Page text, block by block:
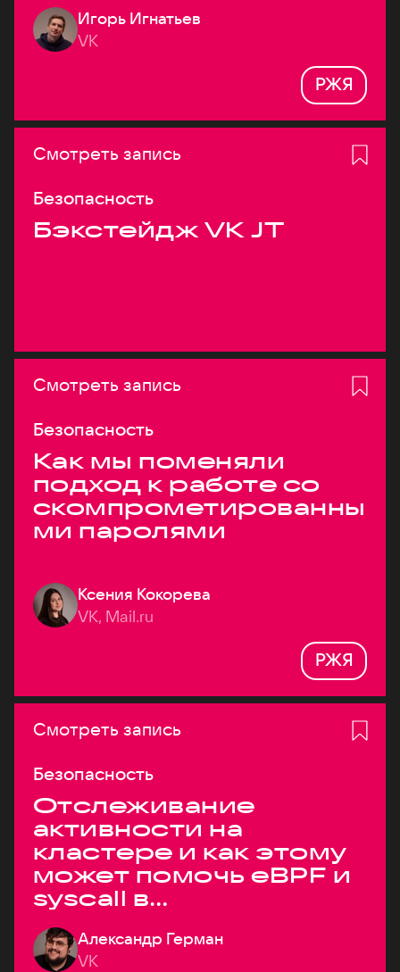
Игорь Игнатьев
VK
РЖЯ
Смотреть запись
Безопасность
Бэкстейдж VK JT
Смотреть запись
Безопасность
Как мы поменяли
подход к работе со
скомпрометированны
ми паролями
Ксения Кокорева
VK, Mail.ru
РЖЯ
Смотреть запись
Безопасность
Отслеживание
активности на
кластере и как этому
может помочь eBPF и
syscall в
высоконагруженных
системах
Александр Герман
VK